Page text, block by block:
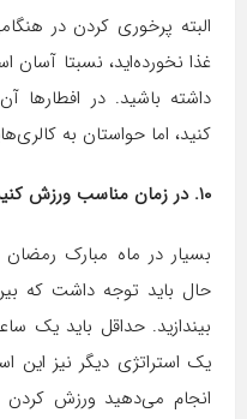
غذا نخورده‌اید، نسبتا
داشته باشید. در افطارها
کنید، اما حواستان به
۱۰. در زمان مناسب ورزش کنید
بسیار در ماه مبارک رمضان
حال باید توجه داشت که
بیندازید. حداقل باید یک
یک استراتژی دیگر نیز این
انجام می‌دهید ورزش کردن